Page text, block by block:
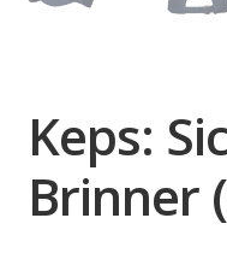
Keps:
Brinner